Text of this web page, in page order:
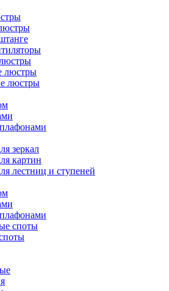
люстры
люстры
зеркал
картин
лестниц и ступеней
споты